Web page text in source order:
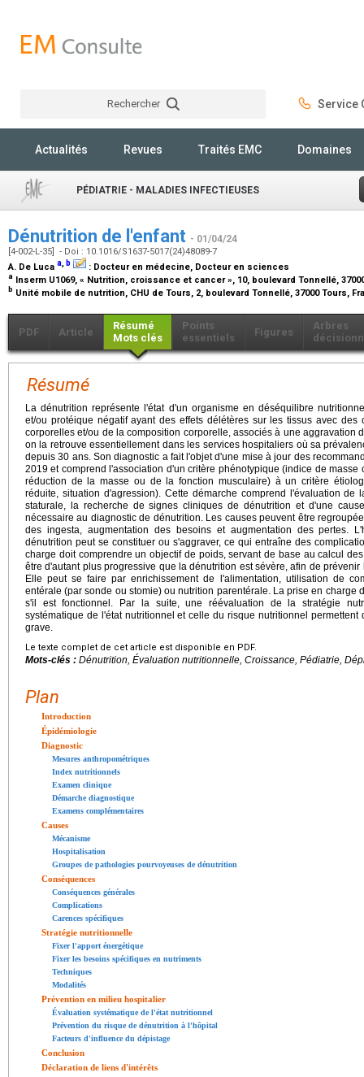
Rechercher Service
Actualités Revues Traités EMC Domaines
PÉDIATRIE - MALADIES INFECTIEUSES
Dénutrition de l'enfant - 01/04/24
[4-002-L-35] - Doi : 10.1016/S1637-5017(24)48089-7
A. De Luca a, b : Docteur en médecine, Docteur en sciences
a Inserm U1069, « Nutrition, croissance et cancer », 10, boulevard Tonnellé,
b Unité mobile de nutrition, CHU de Tours, 2, boulevard Tonnellé, 37000 Tours,
PDF Article
Résumé
Mots clés
Points
essentiels
Figures
Arbres
Résumé
La dénutrition représente l'état d'un organisme en déséquilibre
et/ou protéique négatif ayant des effets délétères sur les tissus avec des
corporelles et/ou de la composition corporelle, associés à une aggravation
on la retrouve essentiellement dans les services hospitaliers où sa
depuis 30 ans. Son diagnostic a fait l'objet d'une mise à jour des
2019 et comprend l'association d'un critère phénotypique (indice de
réduction de la masse ou de la fonction musculaire) à un critère
réduite, situation d'agression). Cette démarche comprend l'évaluation
staturale, la recherche de signes cliniques de dénutrition et d'une
nécessaire au diagnostic de dénutrition. Les causes peuvent être
des ingesta, augmentation des besoins et augmentation des pertes.
dénutrition peut se constituer ou s'aggraver, ce qui entraîne des
charge doit comprendre un objectif de poids, servant de base au calcul
être d'autant plus progressive que la dénutrition est sévère, afin de
Elle peut se faire par enrichissement de l'alimentation, utilisation de
entérale (par sonde ou stomie) ou nutrition parentérale. La prise en charge
s'il est fonctionnel. Par la suite, une réévaluation de la stratégie
systématique de l'état nutritionnel et celle du risque nutritionnel
grave.
Le texte complet de cet article est disponible en PDF.
Mots-clés : Dénutrition, Évaluation nutritionnelle, Croissance, Pédiatrie,
Plan
Introduction
Épidémiologie
Diagnostic
Mesures anthropométriques
Index nutritionnels
Examen clinique
Démarche diagnostique
Examens complémentaires
Causes
Mécanisme
Hospitalisation
Groupes de pathologies pourvoyeuses de dénutrition
Conséquences
Conséquences générales
Complications
Carences spécifiques
Stratégie nutritionnelle
Fixer l'apport énergétique
Fixer les besoins spécifiques en nutriments
Techniques
Modalités
Prévention en milieu hospitalier
Évaluation systématique de l'état nutritionnel
Prévention du risque de dénutrition à l'hôpital
Facteurs d'influence du dépistage
Conclusion
Déclaration de liens d'intérêts